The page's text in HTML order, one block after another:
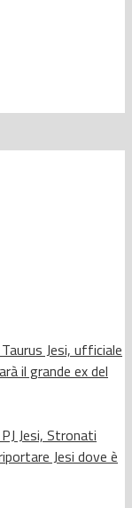
Jesi, ufficiale
il grande ex del
Jesi, Stronati
Jesi dove è